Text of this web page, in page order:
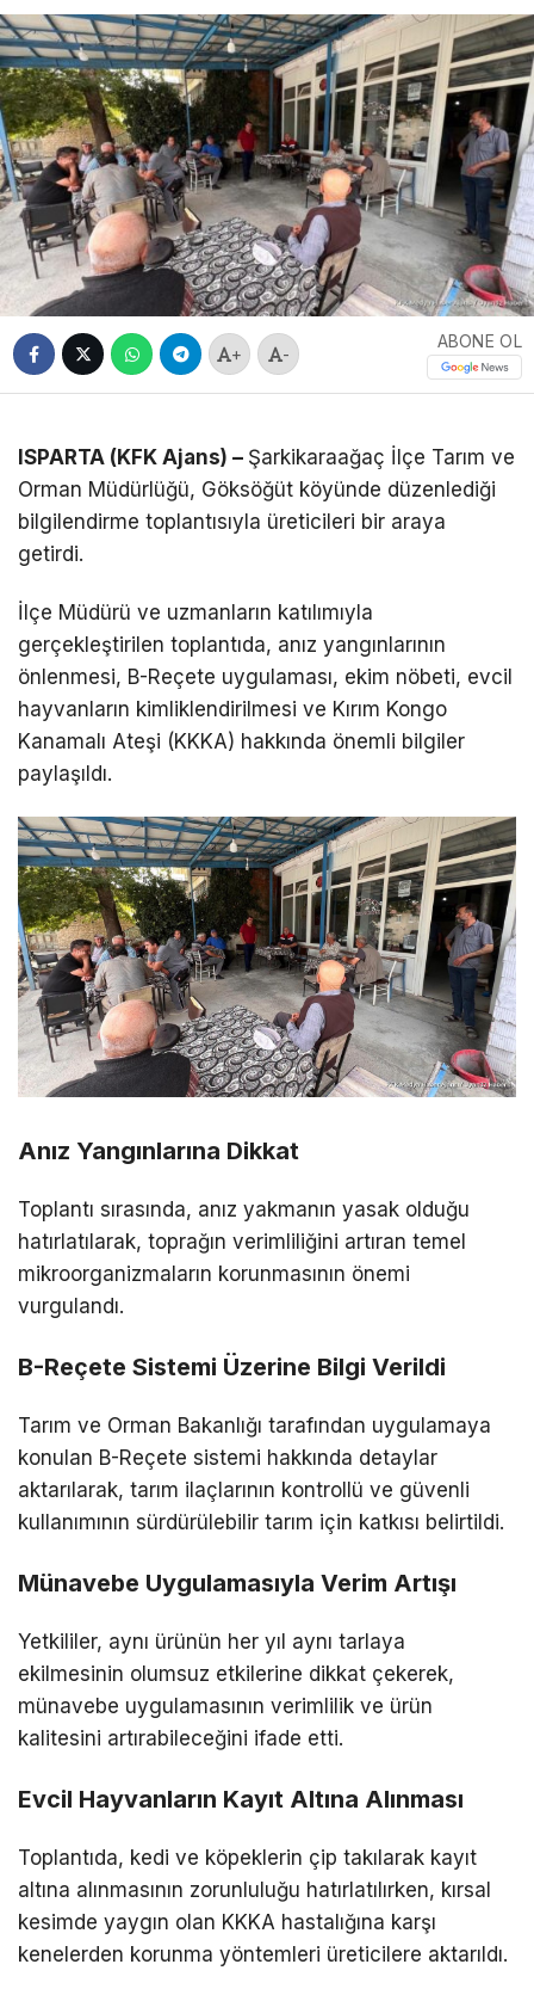
+ -
ABONE OL
ISPARTA (KFK Ajans) – Şarkikaraağaç İlçe Tarım ve
Orman Müdürlüğü, Göksöğüt köyünde düzenlediği
bilgilendirme toplantısıyla üreticileri bir araya
getirdi.
İlçe Müdürü ve uzmanların katılımıyla
gerçekleştirilen toplantıda, anız yangınlarının
önlenmesi, B-Reçete uygulaması, ekim nöbeti, evcil
hayvanların kimliklendirilmesi ve Kırım Kongo
Kanamalı Ateşi (KKKA) hakkında önemli bilgiler
paylaşıldı.
Anız Yangınlarına Dikkat
Toplantı sırasında, anız yakmanın yasak olduğu
hatırlatılarak, toprağın verimliliğini artıran temel
mikroorganizmaların korunmasının önemi
vurgulandı.
B-Reçete Sistemi Üzerine Bilgi Verildi
Tarım ve Orman Bakanlığı tarafından uygulamaya
konulan B-Reçete sistemi hakkında detaylar
aktarılarak, tarım ilaçlarının kontrollü ve güvenli
kullanımının sürdürülebilir tarım için katkısı belirtildi.
Münavebe Uygulamasıyla Verim Artışı
Yetkililer, aynı ürünün her yıl aynı tarlaya
ekilmesinin olumsuz etkilerine dikkat çekerek,
münavebe uygulamasının verimlilik ve ürün
kalitesini artırabileceğini ifade etti.
Evcil Hayvanların Kayıt Altına Alınması
Toplantıda, kedi ve köpeklerin çip takılarak kayıt
altına alınmasının zorunluluğu hatırlatılırken, kırsal
kesimde yaygın olan KKKA hastalığına karşı
kenelerden korunma yöntemleri üreticilere aktarıldı.